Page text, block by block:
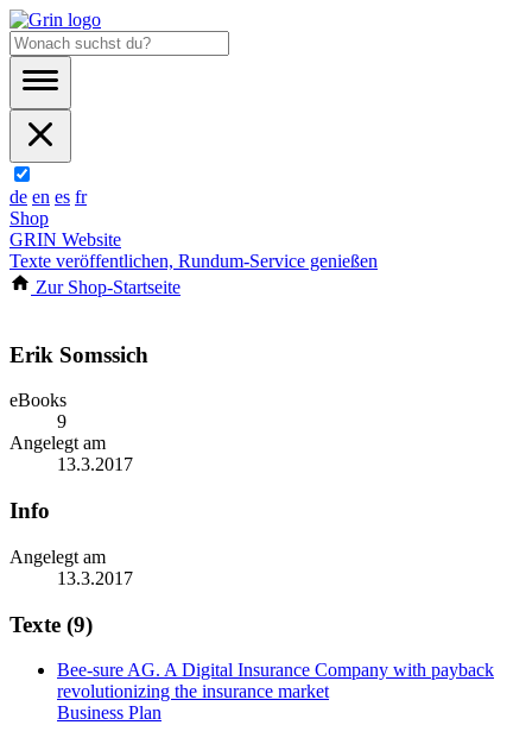
de en es fr
Shop
GRIN Website
Texte veröffentlichen, Rundum-Service genießen
Zur Shop-Startseite
Erik Somssich
eBooks
9
Angelegt am
13.3.2017
Info
Angelegt am
13.3.2017
Texte (9)
Bee-sure AG. A Digital Insurance Company with payback
revolutionizing the insurance market
Business Plan